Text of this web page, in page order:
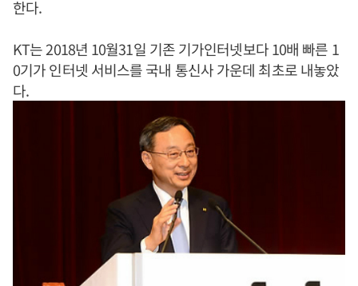
한다.
KT는 2018년 10월31일 기존 기가인터넷보다 10배 빠른 1
0기가 인터넷 서비스를 국내 통신사 가운데 최초로 내놓았
다.